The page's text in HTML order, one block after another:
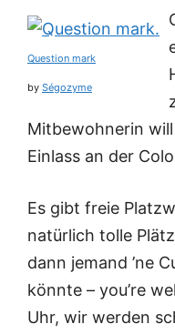
Question mark
by Ségozyme
Mitbewohnerin
Einlass an der
Es gibt freie
natürlich tolle
dann jemand ’ne
könnte – you’re
Uhr, wir werden